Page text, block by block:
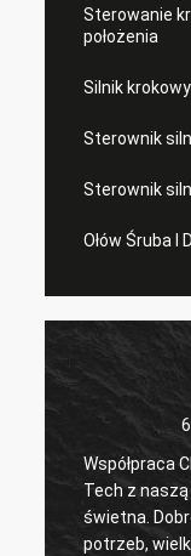
Sterowanie
położenia
Silnik
Sterownik
Sterownik
Ołów Śruba I
Współpraca
Tech z
świetna. Dobre zrozumienie naszych
potrzeb,